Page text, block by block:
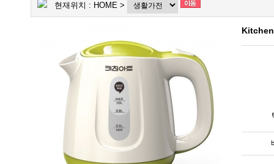
현재위치 : HOME >